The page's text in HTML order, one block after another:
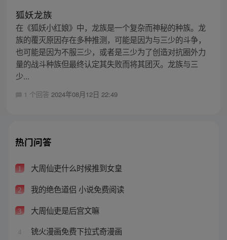
狐妖龙族
在《狐妖小红娘》中，龙族是一个复杂而神秘的种族。龙
族的覆灭原因存在多种推测，可能是因为与三少的斗争，
也可能是因为不服三少，或者是三少为了创造对抗圈外力
量的战斗种族但最终认定其失败而将其团灭。龙族与三
少...
1 个回答 2024年08月12日 22:49
热门问答
1 大周仙吏什么时候推到女皇
2 我的绝色道侣 小说免费阅读
3 大周仙吏是后宫文嘛
4 铳火漫画免费下拉式奇漫画